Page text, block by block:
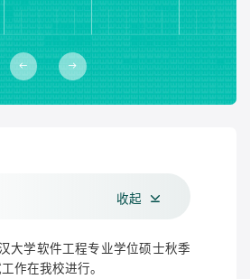
收起
大学软件工程专业学位硕士秋季
作在我校进行。